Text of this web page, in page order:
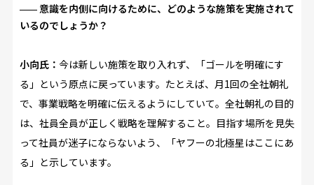
意識を内側に向けるために、どのような施策を実施されて
いるのでしょうか？
小向氏： 今は新しい施策を取り入れず、「ゴールを明確にす
る」という原点に戻っています。たとえば、月1回の全社朝礼
で、事業戦略を明確に伝えるようにしていて。全社朝礼の目的
は、社員全員が正しく戦略を理解すること。目指す場所を見失
って社員が迷子にならないよう、「ヤフーの北極星はここにあ
る」と示しています。